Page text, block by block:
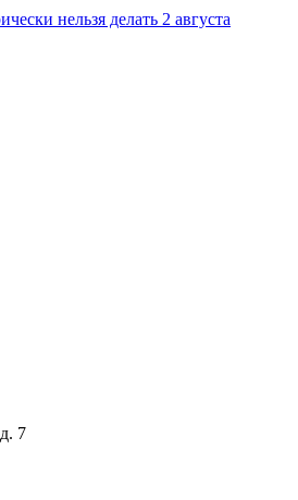
нельзя делать 2 августа
7